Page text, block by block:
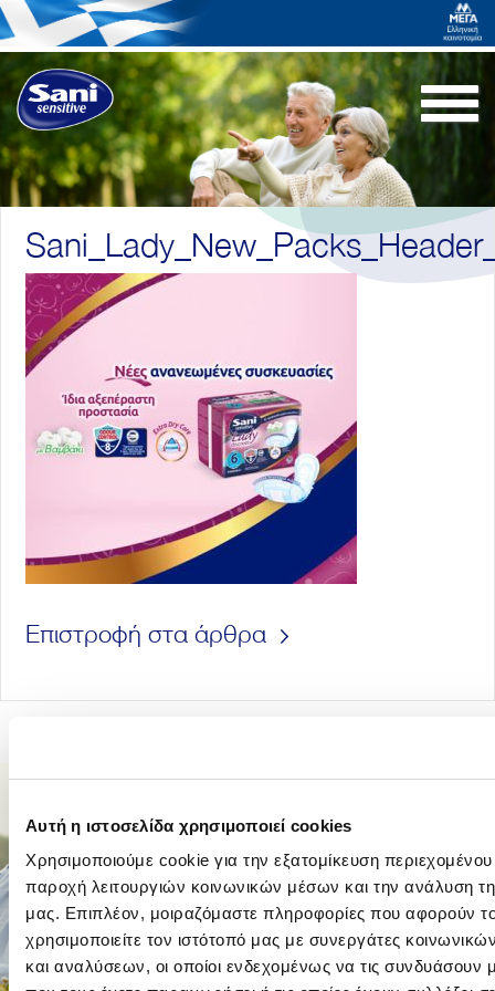
Αυτή η ιστοσελίδα χρησιμοποιεί cookies
Χρησιμοποιούμε cookie για την εξατομίκευση
παροχή λειτουργιών κοινωνικών μέσων και την ανάλυση
μας. Επιπλέον, μοιραζόμαστε πληροφορίες που αφορούν
χρησιμοποιείτε τον ιστότοπό μας με συνεργάτες
και αναλύσεων, οι οποίοι ενδεχομένως να τις συνδυάσουν
Επιστροφή στα άρθρα